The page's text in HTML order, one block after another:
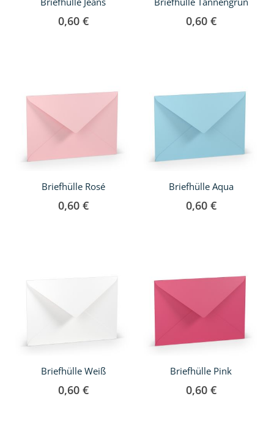
0,60 € 0,60 €
Briefhülle Rosé
0,60 €
Briefhülle Aqua
0,60 €
Briefhülle Weiß
0,60 €
Briefhülle Pink
0,60 €